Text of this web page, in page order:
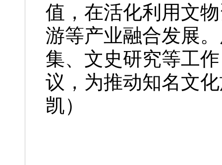
值，在活化利用文
游等产业融合发展
集、文史研究等工
议，为推动知名文
凯）